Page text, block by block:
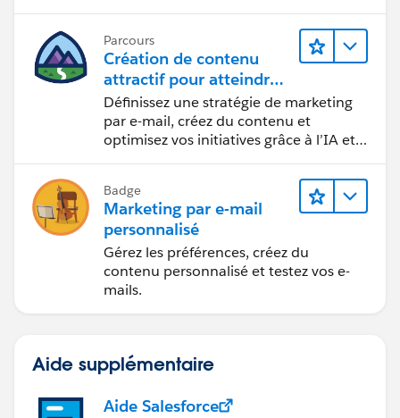
Parcours
Création de contenu
attractif pour atteindre
vos objectifs marketing
Définissez une stratégie de marketing
par e-mail, créez du contenu et
optimisez vos initiatives grâce à l’IA et
Badge
Marketing par e-mail
personnalisé
Gérez les préférences, créez du
contenu personnalisé et testez vos e-
mails.
Aide supplémentaire
Aide Salesforce